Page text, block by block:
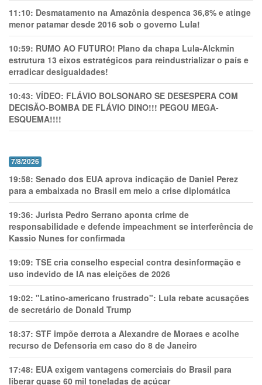
11:10: Desmatamento na Amazônia despenca 36,8% e atinge
menor patamar desde 2016 sob o governo Lula!
10:59: RUMO AO FUTURO! Plano da chapa Lula-Alckmin
estrutura 13 eixos estratégicos para reindustrializar o país e
erradicar desigualdades!
10:43: VÍDEO: FLÁVIO BOLSONARO SE DESESPERA COM
DECISÃO-BOMBA DE FLÁVIO DINO!!! PEGOU MEGA-
ESQUEMA!!!!
7/8/2026
19:58: Senado dos EUA aprova indicação de Daniel Perez
para a embaixada no Brasil em meio a crise diplomática
19:36: Jurista Pedro Serrano aponta crime de
responsabilidade e defende impeachment se interferência de
Kassio Nunes for confirmada
19:09: TSE cria conselho especial contra desinformação e
uso indevido de IA nas eleições de 2026
19:02: "Latino-americano frustrado": Lula rebate acusações
de secretário de Donald Trump
18:37: STF impõe derrota a Alexandre de Moraes e acolhe
recurso de Defensoria em caso do 8 de Janeiro
17:48: EUA exigem vantagens comerciais do Brasil para
liberar quase 60 mil toneladas de açúcar